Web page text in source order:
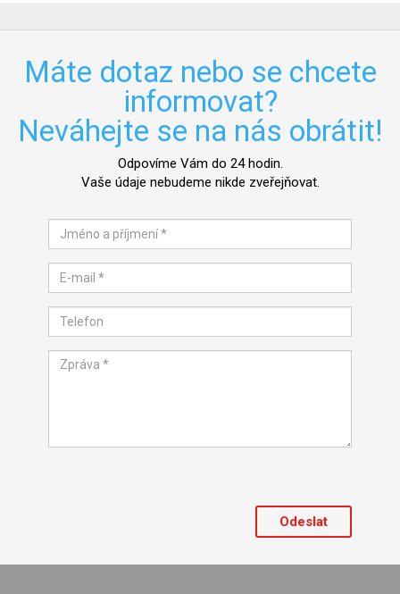
Máte dotaz nebo se chcete
informovat?
Neváhejte se na nás obrátit!
Odpovíme Vám do 24 hodin.
Vaše údaje nebudeme nikde zveřejňovat.